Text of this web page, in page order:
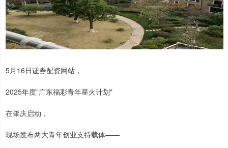
5月16日证券配资网站，
2025年度"广东福彩青年星火计划"
在肇庆启动，
现场发布两大青年创业支持载体——